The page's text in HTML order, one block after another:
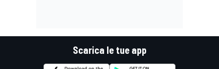
Scarica le tue app